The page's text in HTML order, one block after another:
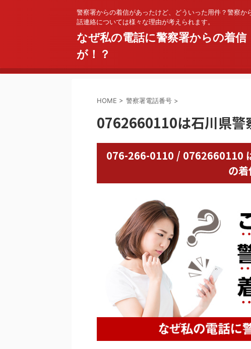
警察署からの着信があったけど、どういった用件？警察か
話連絡については様々な理由が考えられます。
なぜ私の電話に警察署からの着信
が！？
HOME > 警察署電話番号 >
0762660110は石川県警
076-266-0110 / 0762660110
の着